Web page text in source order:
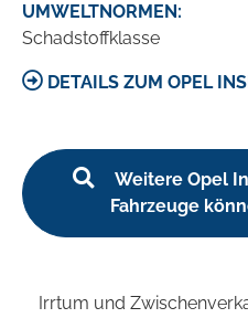
UMWELTNORMEN:
Schadstoffklasse
DETAILS ZUM OPEL
Weitere Opel
Fahrzeuge
Irrtum und